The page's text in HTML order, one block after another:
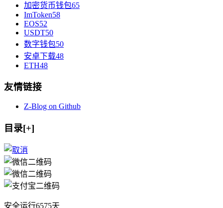
加密货币钱包65
ImToken58
EOS52
USDT50
数字钱包50
安卓下载48
ETH48
友情链接
Z-Blog on Github
目录[+]
安全运行6575天